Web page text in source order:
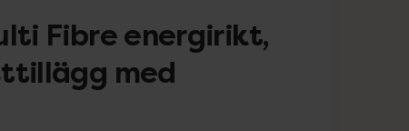
Fibre energirikt,
med